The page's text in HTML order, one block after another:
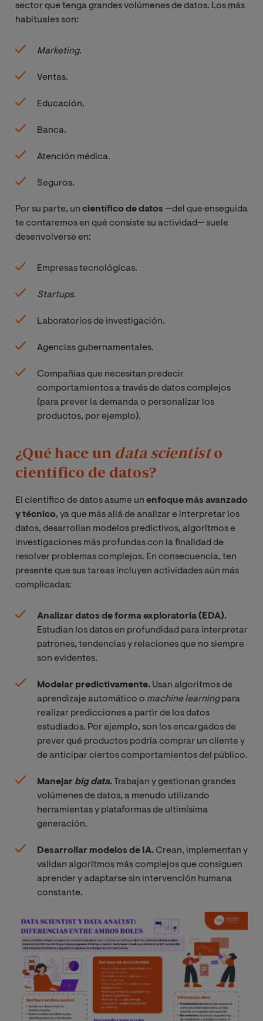
sector que tenga grandes volúmenes de datos. Los más
habituales son:
Marketing.
Ventas.
Educación.
Banca.
Atención médica.
Seguros.
Por su parte, un científico de datos —del que enseguida
te contaremos en qué consiste su actividad— suele
desenvolverse en:
Empresas tecnológicas.
Startups.
Laboratorios de investigación.
Agencias gubernamentales.
Compañías que necesitan predecir
comportamientos a través de datos complejos
(para prever la demanda o personalizar los
productos, por ejemplo).
¿Qué hace un data scientisto
científico de datos?
El científico de datos asume un enfoque más avanzado
y técnico, ya que más allá de analizar e interpretar los
datos, desarrollan modelos predictivos, algoritmos e
investigaciones más profundas con la finalidad de
resolver problemas complejos. En consecuencia, ten
presente que sus tareas incluyen actividades aún más
complicadas:
Analizar datos de forma exploratoria (EDA).
Estudian los datos en profundidad para interpretar
patrones, tendencias y relaciones que no siempre
son evidentes.
Modelar predictivamente. Usan algoritmos de
aprendizaje automático o machine learningpara
realizar predicciones a partir de los datos
estudiados. Por ejemplo, son los encargados de
prever qué productos podría comprar un cliente y
de anticipar ciertos comportamientos del público.
Manejar big data. Trabajan y gestionan grandes
volúmenes de datos, a menudo utilizando
herramientas y plataformas de ultimísima
generación.
Desarrollar modelos de IA. Crean, implementan y
validan algoritmos más complejos que consiguen
aprender y adaptarse sin intervención humana
constante.
Imagen